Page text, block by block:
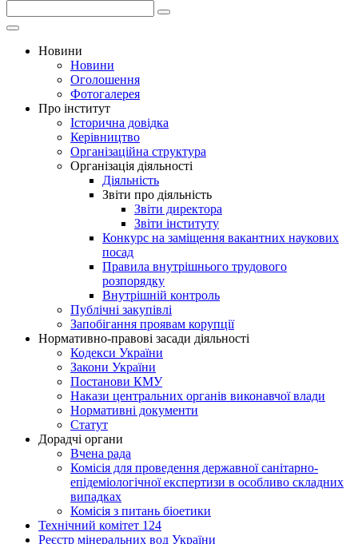
Новини
Новини
Оголошення
Фотогалерея
Про інститут
Історична довідка
Керівництво
Організаційна структура
Організація діяльності
Діяльність
Звіти про діяльність
Звіти директора
Звіти інституту
Конкурс на заміщення вакантних наукових
посад
Правила внутрішнього трудового
розпорядку
Внутрішній контроль
Публічні закупівлі
Запобігання проявам корупції
Нормативно-правові засади діяльності
Кодекси України
Закони України
Постанови КМУ
Накази центральних органів виконавчої влади
Нормативні документи
Статут
Дорадчі органи
Вчена рада
Комісія для проведення державної санітарно-
епідеміологічної експертизи в особливо складних
випадках
Комісія з питань біоетики
Технічний комітет 124
Реєстр мінеральних вод України